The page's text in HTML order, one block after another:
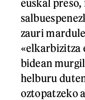
euskal
zauri
«elkarbizitza
bidean
helburu
oztopatzeko